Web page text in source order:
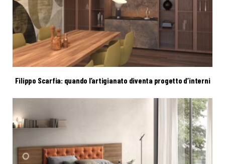
Filippo Scarfia: quando l’artigianato diventa progetto d’interni